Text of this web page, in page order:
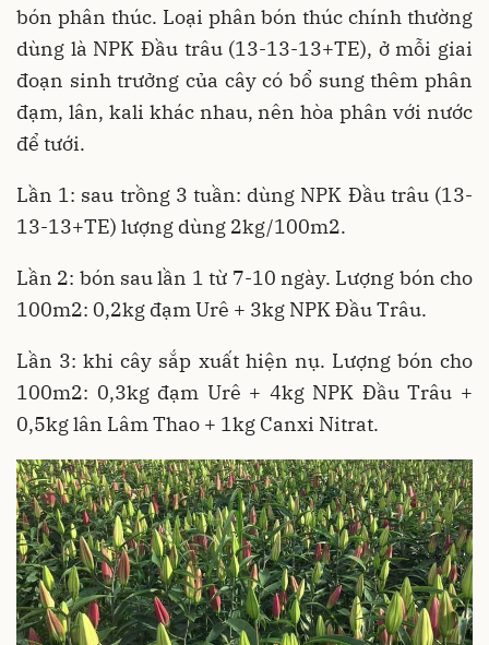
bón phân thúc. Loại phân bón thúc chính thường
dùng là NPK Đầu trâu (13-13-13+TE), ở mỗi giai
đoạn sinh trưởng của cây có bổ sung thêm phân
đạm, lân, kali khác nhau, nên hòa phân với nước
để tưới.
Lần 1: sau trồng 3 tuần: dùng NPK Đầu trâu (13-
13-13+TE) lượng dùng 2kg/100m2.
Lần 2: bón sau lần 1 từ 7-10 ngày. Lượng bón cho
100m2: 0,2kg đạm Urê + 3kg NPK Đầu Trâu.
Lần 3: khi cây sắp xuất hiện nụ. Lượng bón cho
100m2: 0,3kg đạm Urê + 4kg NPK Đầu Trâu +
0,5kg lân Lâm Thao + 1kg Canxi Nitrat.